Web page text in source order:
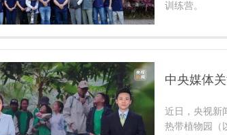
训练营。
中央媒体
近日，央视新
热带植物园（